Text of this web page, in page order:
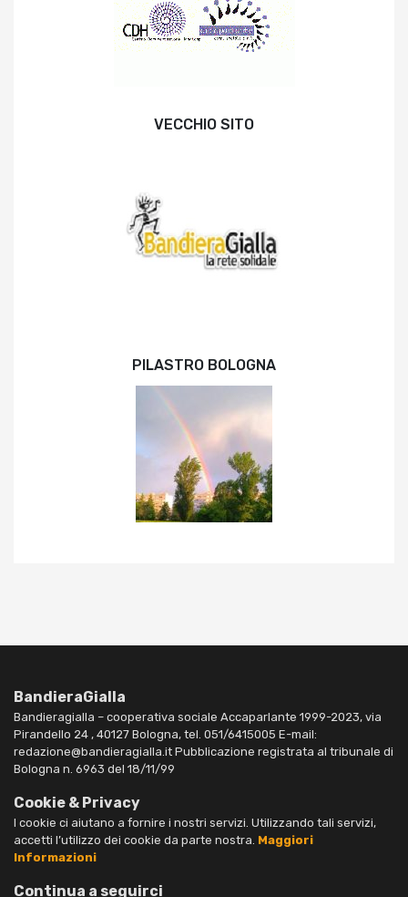
VECCHIO SITO
PILASTRO BOLOGNA
BandieraGialla
Bandieragialla – cooperativa sociale Accaparlante 1999-2023, via
Pirandello 24 , 40127 Bologna, tel. 051/6415005 E-mail:
redazione@bandieragialla.it Pubblicazione registrata al tribunale di
Bologna n. 6963 del 18/11/99
Cookie & Privacy
I cookie ci aiutano a fornire i nostri servizi. Utilizzando tali servizi,
accetti l’utilizzo dei cookie da parte nostra. Maggiori
Informazioni
Continua a seguirci